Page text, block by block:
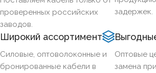
ОГНЕСТОЙКИЙ
НАЛИЧИЕ ЭКРАНА
проверенных российских
заводов.
задержек.
Широкий ассортимент
Силовые, оптоволоконные и
бронированные кабели в
Оптовые
замена